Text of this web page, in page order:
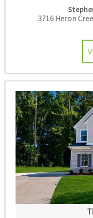
3716 Heron